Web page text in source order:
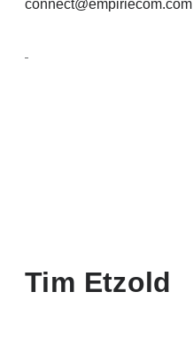
connect@empiriecom.com
Tim Etzold